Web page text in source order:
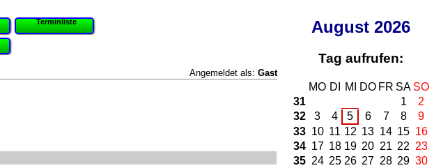
August 2026
Tag aufrufen:
MO DI MI DO FR SA SO
31
1
2
32
3 4 5 6 7 8
9
33 10 11 12 13 14 15 16
34 17 18 19 20 21 22 23
35 24 25 26 27 28 29 30
Terminliste
Angemeldet als: Gast